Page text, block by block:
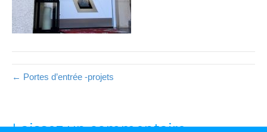
← Portes d’entrée -projets